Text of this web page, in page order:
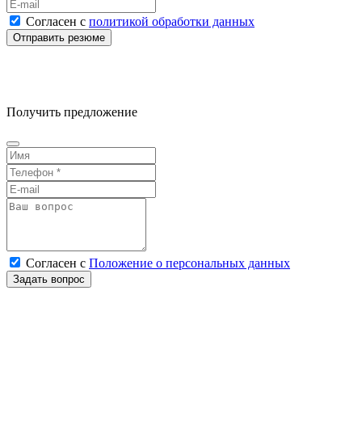
Согласен с политикой обработки данных
Получить предложение
Согласен с Положение о персональных данных